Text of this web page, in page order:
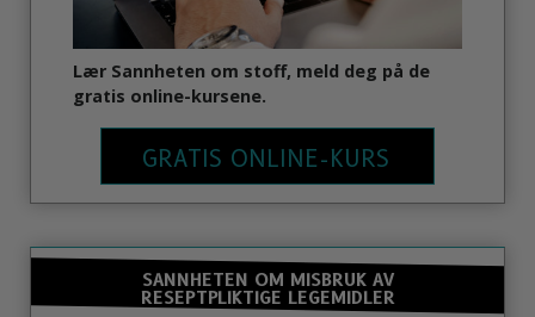
Lær Sannheten om stoff, meld deg på de
gratis online-kursene.
GRATIS ONLINE-KURS
SANNHETEN OM MISBRUK AV
RESEPTPLIKTIGE LEGEMIDLER